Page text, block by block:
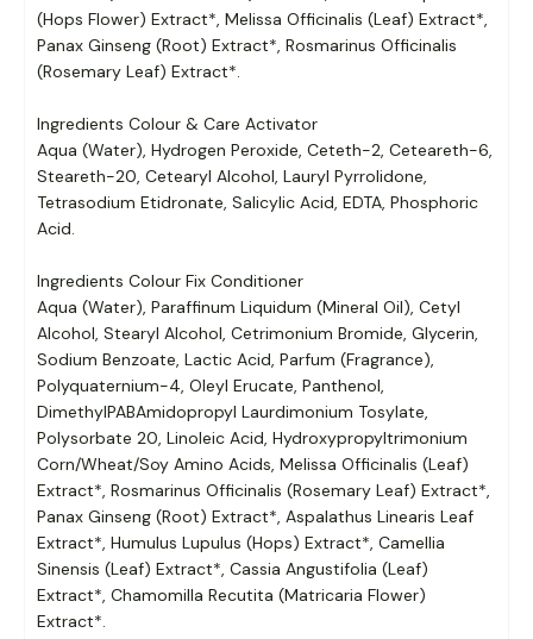
(Hops Flower) Extract*, Melissa Officinalis (Leaf) Extract*,
Panax Ginseng (Root) Extract*, Rosmarinus Officinalis
(Rosemary Leaf) Extract*.
Ingredients Colour & Care Activator
Aqua (Water), Hydrogen Peroxide, Ceteth-2, Ceteareth-6,
Steareth-20, Cetearyl Alcohol, Lauryl Pyrrolidone,
Tetrasodium Etidronate, Salicylic Acid, EDTA, Phosphoric
Acid.
Ingredients Colour Fix Conditioner
Aqua (Water), Paraffinum Liquidum (Mineral Oil), Cetyl
Alcohol, Stearyl Alcohol, Cetrimonium Bromide, Glycerin,
Sodium Benzoate, Lactic Acid, Parfum (Fragrance),
Polyquaternium-4, Oleyl Erucate, Panthenol,
DimethylPABAmidopropyl Laurdimonium Tosylate,
Polysorbate 20, Linoleic Acid, Hydroxypropyltrimonium
Corn/Wheat/Soy Amino Acids, Melissa Officinalis (Leaf)
Extract*, Rosmarinus Officinalis (Rosemary Leaf) Extract*,
Panax Ginseng (Root) Extract*, Aspalathus Linearis Leaf
Extract*, Humulus Lupulus (Hops) Extract*, Camellia
Sinensis (Leaf) Extract*, Cassia Angustifolia (Leaf)
Extract*, Chamomilla Recutita (Matricaria Flower)
Extract*.